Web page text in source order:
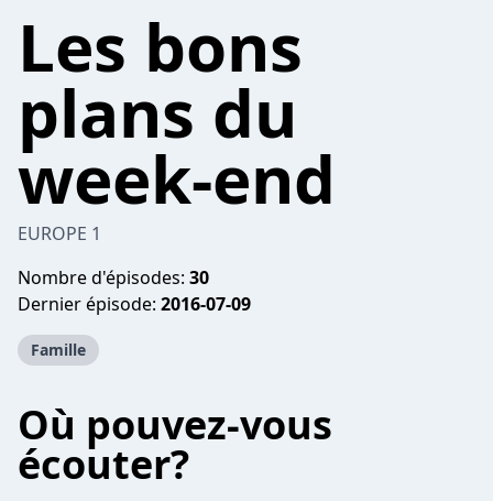
Les bons
plans du
week-end
EUROPE 1
Nombre d'épisodes: 30
Dernier épisode: 2016-07-09
Famille
Où pouvez-vous
écouter?